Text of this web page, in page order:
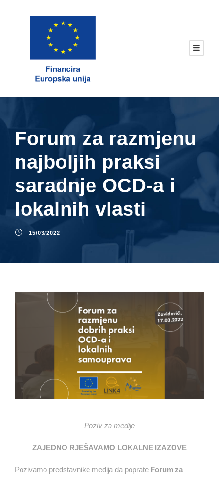
Forum za razmjenu
najboljih praksi
saradnje OCD-a i
lokalnih vlasti
15/03/2022
Poziv za medije
ZAJEDNO RJEŠAVAMO LOKALNE IZAZOVE
Pozivamo predstavnike medija da poprate Forum za